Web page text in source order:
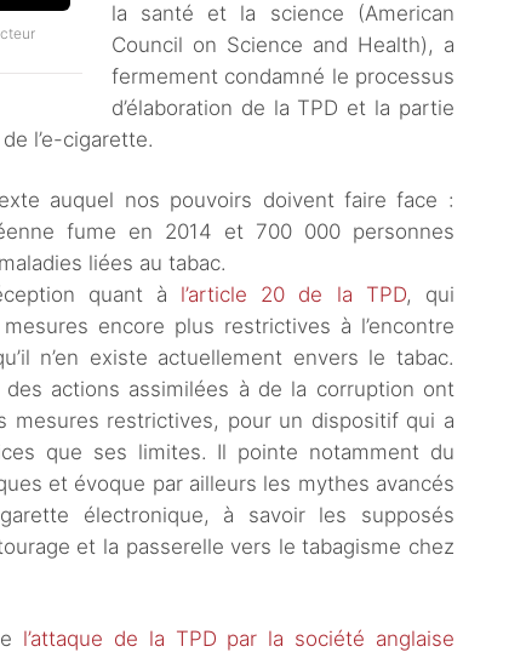
la santé et la science (American
Council on Science and Health), a
fermement condamné le processus
d’élaboration de la TPD et la partie
l’e-cigarette.
auquel nos pouvoirs doivent faire face :
fume en 2014 et 700 000 personnes
liées au tabac.
quant à l’article 20 de la TPD, qui
encore plus restrictives à l’encontre
n’en existe actuellement envers le tabac.
actions assimilées à de la corruption ont
mesures restrictives, pour un dispositif qui a
que ses limites. Il pointe notamment du
et évoque par ailleurs les mythes avancés
électronique, à savoir les supposés
et la passerelle vers le tabagisme chez
l’attaque de la TPD par la société anglaise